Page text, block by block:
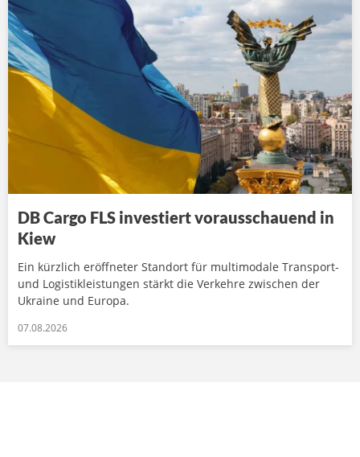
DB Cargo FLS investiert vorausschauend in
Kiew
Ein kürzlich eröffneter Standort für multimodale Transport-
und Logistikleistungen stärkt die Verkehre zwischen der
Ukraine und Europa.
07.08.2026